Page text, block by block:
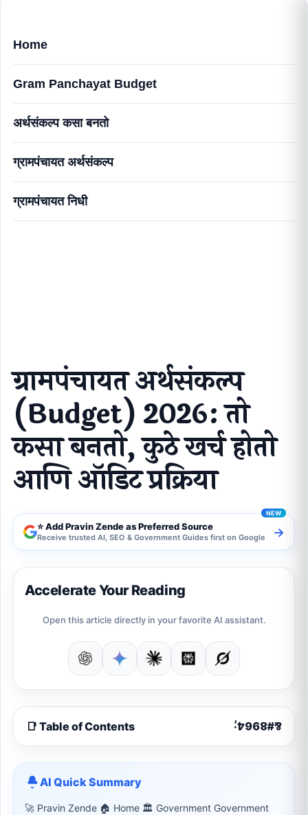
Home
Gram Panchayat Budget
अर्थसंकल्प कसा बनतो
ग्रामपंचायत अर्थसंकल्प
ग्रामपंचायत निधी
ग्रामपंचायत अर्थसंकल्प
(Budget) 2026: तो
कसा बनतो, कुठे खर्च होतो
आणि ऑडिट प्रक्रिया
⭐ Add Pravin Zende as Preferred Source
Receive trusted AI, SEO & Government Guides first on Google →
Accelerate Your Reading
Open this article directly in your favorite AI assistant.
📑 Table of Contents
AI Quick Summary
🚀 Pravin Zende 🏠 Home 🏛 Government Government